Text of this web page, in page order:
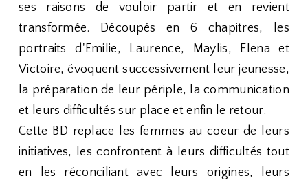
ses raisons de vouloir partir et en revient
transformée. Découpés en 6 chapitres, les
portraits d'Emilie, Laurence, Maylis, Elena et
Victoire, évoquent successivement leur jeunesse,
la préparation de leur périple, la communication
et leurs difficultés sur place et enfin le retour.
Cette BD replace les femmes au coeur de leurs
initiatives, les confrontent à leurs difficultés tout
en les réconciliant avec leurs origines, leurs